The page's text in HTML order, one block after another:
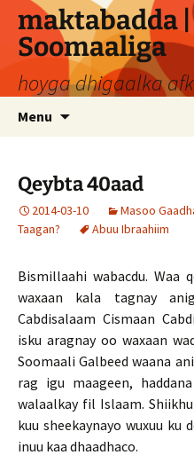
Skip
content
maktabadda
Soomaaliga
hoyga dhigaalka
Menu
Qeybta 40aad
2014-03-10
Masoo
Taagan?
Abuu Ibraahiim
Bismillaahi wabacdu. Waa
waxaan kala tagnay
Cabdisalaam Cismaan
isku aragnay oo waxaan
Soomaali Galbeed waana
rag igu maageen,
walaalkay fil Islaam.
kuu sheekaynayo wuxuu ku
inuu kaa dhaadhaco.